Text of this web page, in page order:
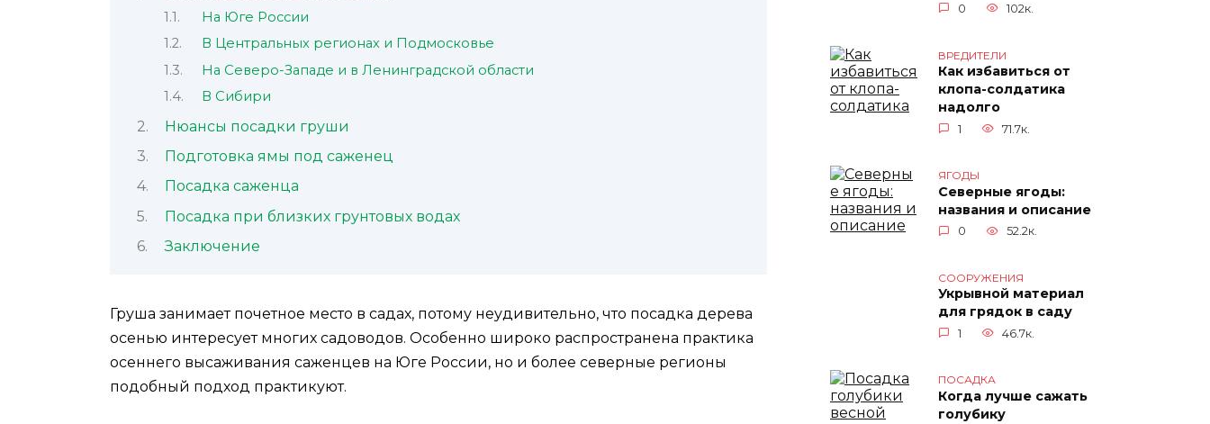
На Юге России
В Центральных регионах и Подмосковье
На Северо-Западе и в Ленинградской области
В Сибири
Нюансы посадки груши
Подготовка ямы под саженец
Посадка саженца
Посадка при близких грунтовых водах
Заключение
Груша занимает почетное место в садах, потому неудивительно, что посадка дерева
осенью интересует многих садоводов. Особенно широко распространена практика
осеннего высаживания саженцев на Юге России, но и более северные регионы
подобный подход практикуют.
0 102к.
ВРЕДИТЕЛИ
Как избавиться от
клопа-солдатика
надолго
1 71.7к.
ЯГОДЫ
Северные ягоды:
названия и описание
0 52.2к.
СООРУЖЕНИЯ
Укрывной материал
для грядок в саду
1 46.7к.
ПОСАДКА
Когда лучше сажать
голубику